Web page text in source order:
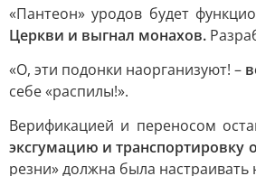
«Пантеон» уродов будет
Церкви и выгнал монахов.
«О, эти подонки наорганизуют! –
себе «распилы!».
Верификацией и переносом
эксгумацию и транспортировку
резни» должна была настраивать